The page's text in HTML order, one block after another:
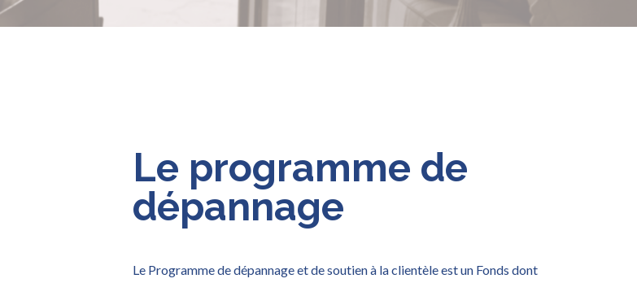
Le programme de
dépannage
Le Programme de dépannage et de soutien à la clientèle est un Fonds dont